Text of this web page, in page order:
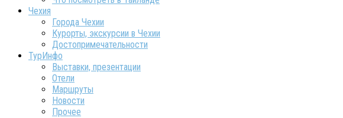
Чехия
Города Чехии
Курорты, экскурсии в Чехии
Достопримечательности
ТурИнфо
Выставки, презентации
Отели
Маршруты
Новости
Прочее